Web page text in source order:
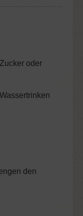
oder
den